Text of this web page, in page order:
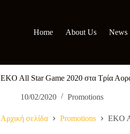
Home
About Us News
EKO All Star Game 2020 στα Τρία
10/02/2020 Promotions
Αρχική σελίδα Promotions EKO